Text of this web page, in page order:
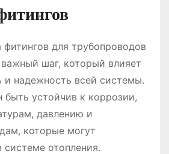
для трубопроводов
шаг, который влияет
и надежность всей системы.
устойчив к коррозии,
давлению и
которые могут
системе отопления.